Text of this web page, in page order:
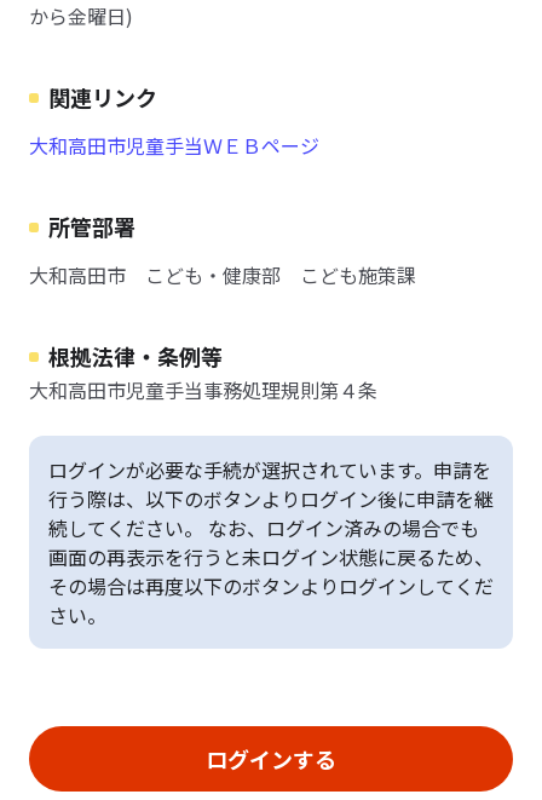
から金曜日)
関連リンク
大和高田市児童手当ＷＥＢページ
所管部署
大和高田市 こども・健康部 こども施策課
根拠法律・条例等
大和高田市児童手当事務処理規則第４条
ログインが必要な手続が選択されています。申請を
行う際は、以下のボタンよりログイン後に申請を継
続してください。 なお、ログイン済みの場合でも
画面の再表示を行うと未ログイン状態に戻るため、
その場合は再度以下のボタンよりログインしてくだ
さい。